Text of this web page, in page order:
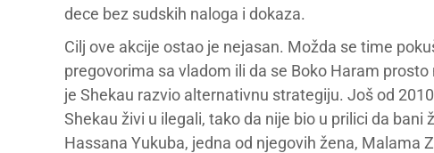
dece bez sudskih naloga i dokaza.
Cilj ove akcije ostao je nejasan. Možda se time
pregovorima sa vladom ili da se Boko Haram
je Shekau razvio alternativnu strategiju. Još od
Shekau živi u ilegali, tako da nije bio u prilici da
Hassana Yukuba, jedna od njegovih žena, Malama